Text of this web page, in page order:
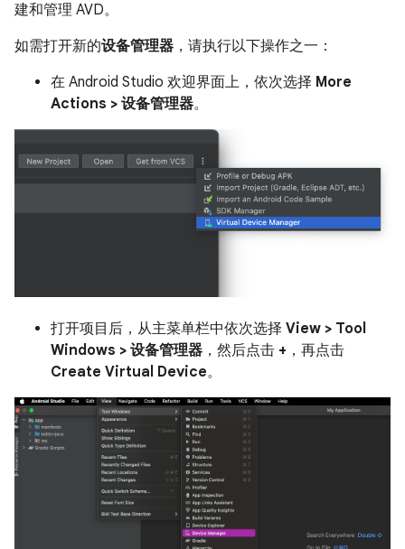
建和管理 AVD。
如需打开新的设备管理器 ，请执行以下操作之一：
在 Android Studio 欢迎界面上，依次选择 More
Actions > 设备管理器。
打开项目后，从主菜单栏中依次选择 View > Tool
Windows > 设备管理器 ，然后点击 + ，再点击
Create Virtual Device。